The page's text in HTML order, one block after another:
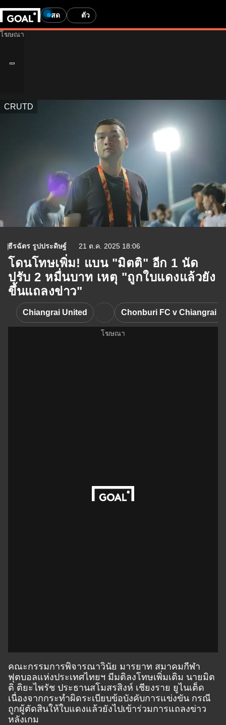
สด ตั๋ว
CRUTD
ธีรฉัตร รูปประดิษฐ์ 21 ต.ค. 2025 18:06
โดนโทษเพิ่ม! แบน "มิตติ" อีก 1 นัด
ปรับ 2 หมื่นบาท เหตุ "ถูกใบแดงแล้วยัง
ขึ้นแถลงข่าว"
Chiangrai United Chonburi FC v Chiangrai
คณะกรรมการพิจารณาวินัย มารยาท สมาคมกีฬา
ฟุตบอลแห่งประเทศไทยฯ มีมติลงโทษเพิ่มเติม นายมิต
ติ ติยะไพรัช ประธานสโมสรสิงห์ เชียงราย ยูไนเต็ด
เนื่องจากกระทำผิดระเบียบข้อบังคับการแข่งขัน กรณี
ถูกผู้ตัดสินให้ใบแดงแล้วยังไปเข้าร่วมการแถลงข่าว
หลังเกม